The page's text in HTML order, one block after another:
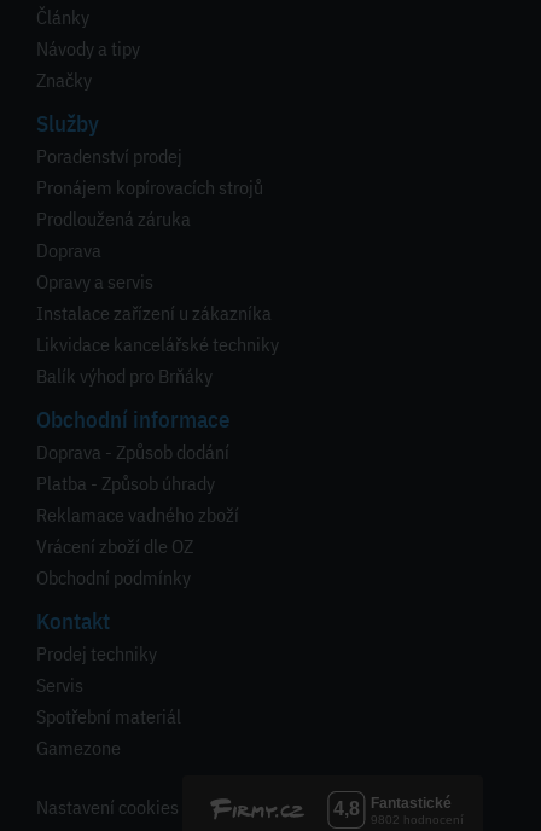
Články
Návody a tipy
Značky
Služby
Poradenství prodej
Pronájem kopírovacích strojů
Prodloužená záruka
Doprava
Opravy a servis
Instalace zařízení u zákazníka
Likvidace kancelářské techniky
Balík výhod pro Brňáky
Obchodní informace
Doprava - Způsob dodání
Platba - Způsob úhrady
Reklamace vadného zboží
Vrácení zboží dle OZ
Obchodní podmínky
Kontakt
Prodej techniky
Servis
Spotřební materiál
Gamezone
Nastavení cookies